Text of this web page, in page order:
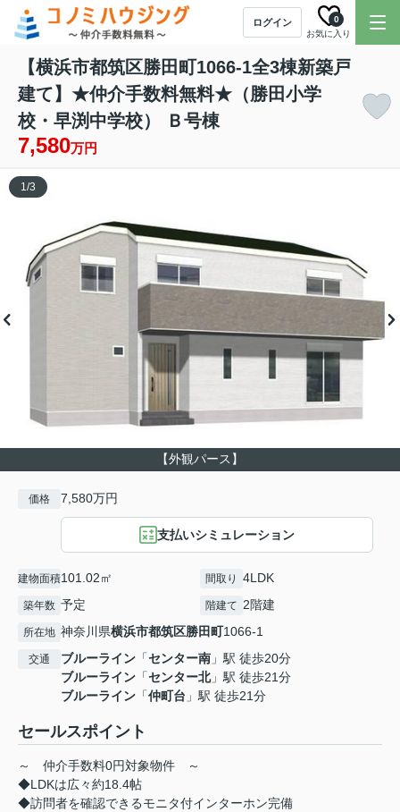
ログイン
お気に入り
0
【横浜市都筑区勝田町1066-1全3棟新築戸
建て】★仲介手数料無料★（勝田小学
校・早渕中学校） Ｂ号棟
7,580万円
【外観パース】
1/3
価格 7,580万円
支払いシミュレーション
建物面積101.02㎡ 間取り 4LDK
築年数 予定 階建て 2階建
所在地 神奈川県横浜市都筑区勝田町1066-1
交通 ブルーライン 「センター南 」駅 徒歩20分
ブルーライン 「センター北」駅 徒歩21分
ブルーライン 「仲町台 」駅 徒歩21分
セールスポイント
～ 仲介手数料0円対象物件 ～
◆LDKは広々約18.4帖
◆訪問者を確認できるモニタ付インターホン完備